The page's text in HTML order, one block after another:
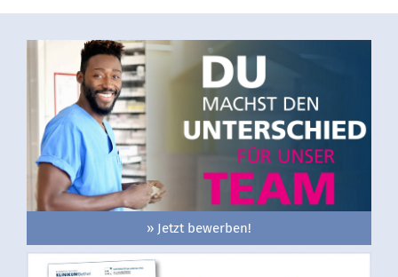
» Jetzt bewerben!